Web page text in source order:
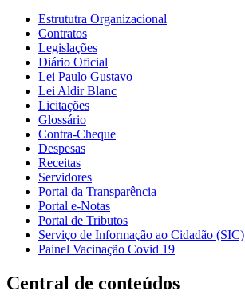
Estrututra Organizacional
Contratos
Legislações
Diário Oficial
Lei Paulo Gustavo
Lei Aldir Blanc
Licitações
Glossário
Contra-Cheque
Despesas
Receitas
Servidores
Portal da Transparência
Portal e-Notas
Portal de Tributos
Serviço de Informação ao Cidadão (SIC)
Painel Vacinação Covid 19
Central de conteúdos